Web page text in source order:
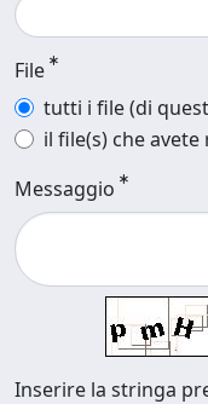
File
tutti i file (di
il file(s) che
Messaggio
Inserire la stringa